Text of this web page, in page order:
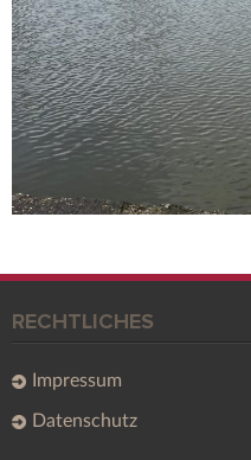
RECHTLICHES
Impressum
Datenschutz